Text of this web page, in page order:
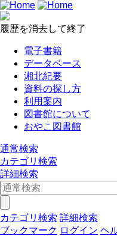
履歴を消去して終了
電子書籍
データベース
湘北紀要
資料の探し方
利用案内
図書館について
おやこ図書館
通常検索
カテゴリ検索
詳細検索
カテゴリ検索 詳細検索
ブックマーク ログイン ヘ